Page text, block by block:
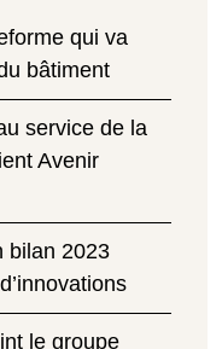
qui va
bâtiment
service de la
Avenir
bilan 2023
le groupe